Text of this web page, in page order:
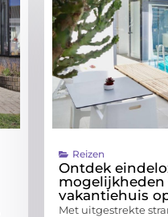
Reizen
Ontdek
vakantiehuis
Met uitgestrekte